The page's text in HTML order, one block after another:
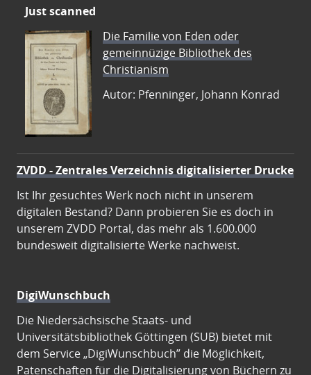
Just scanned
Die Familie von Eden oder
gemeinnüzige Bibliothek des
Christianism
Autor: Pfenninger, Johann Konrad
ZVDD - Zentrales Verzeichnis digitalisierter Drucke
Ist Ihr gesuchtes Werk noch nicht in unserem
digitalen Bestand? Dann probieren Sie es doch in
unserem ZVDD Portal, das mehr als 1.600.000
bundesweit digitalisierte Werke nachweist.
DigiWunschbuch
Die Niedersächsische Staats- und
Universitätsbibliothek Göttingen (SUB) bietet mit
dem Service „DigiWunschbuch” die Möglichkeit,
Patenschaften für die Digitalisierung von Büchern zu